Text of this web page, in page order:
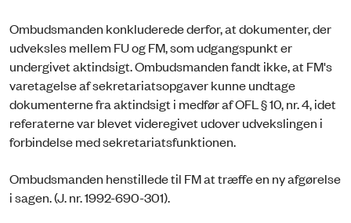
Ombudsmanden konkluderede derfor, at dokumenter, der
udveksles mellem FU og FM, som udgangspunkt er
undergivet aktindsigt. Ombudsmanden fandt ikke, at FM's
varetagelse af sekretariatsopgaver kunne undtage
dokumenterne fra aktindsigt i medfør af OFL § 10, nr. 4, idet
referaterne var blevet videregivet udover udvekslingen i
forbindelse med sekretariatsfunktionen.
Ombudsmanden henstillede til FM at træffe en ny afgørelse
i sagen. (J. nr. 1992-690-301).